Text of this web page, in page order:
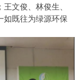
文俊、林俊生、
如既往为绿源环保